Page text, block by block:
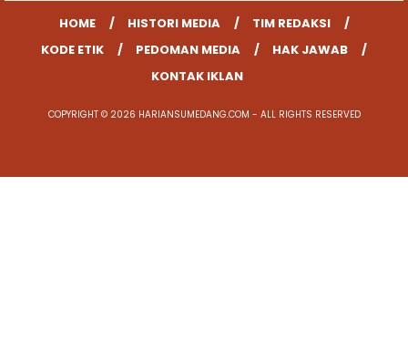
HOME HISTORI MEDIA
TIM REDAKSI
KODE ETIK
PEDOMAN MEDIA
HAK JAWAB
KONTAK IKLAN
COPYRIGHT © 2026 HARIANSUMEDANG.COM - ALL RIGHTS RESERVED